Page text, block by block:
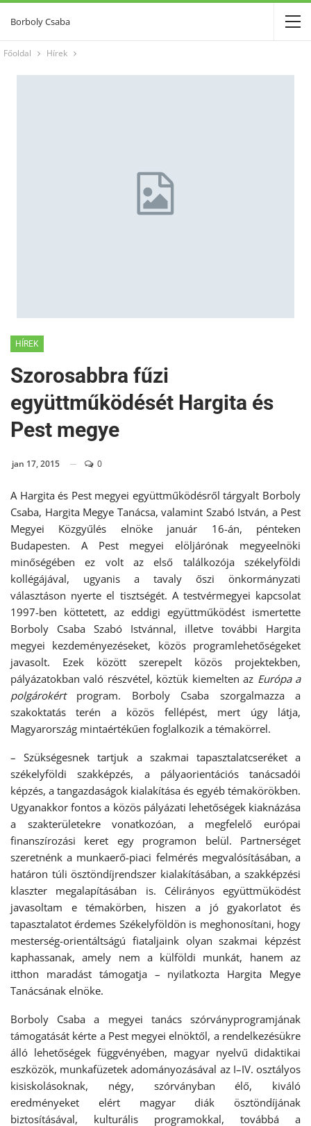
Borboly Csaba
Főoldal Hírek
HÍREK
Szorosabbra fűzi
együttműködését Hargita és
Pest megye
jan 17, 2015 0
A Hargita és Pest megyei együttműködésről tárgyalt Borboly
Csaba, Hargita Megye Tanácsa, valamint Szabó István, a Pest
Megyei Közgyűlés elnöke január 16-án, pénteken
Budapesten. A Pest megyei elöljárónak megyeelnöki
minőségében ez volt az első találkozója székelyföldi
kollégájával, ugyanis a tavaly őszi önkormányzati
választáson nyerte el tisztségét. A testvérmegyei kapcsolat
1997-ben köttetett, az eddigi együttműködést ismertette
Borboly Csaba Szabó Istvánnal, illetve további Hargita
megyei kezdeményezéseket, közös programlehetőségeket
javasolt. Ezek között szerepelt közös projektekben,
pályázatokban való részvétel, köztük kiemelten az Európa a
polgárokértprogram. Borboly Csaba szorgalmazza a
szakoktatás terén a közös fellépést, mert úgy látja,
Magyarország mintaértékűen foglalkozik a témakörrel.
– Szükségesnek tartjuk a szakmai tapasztalatcseréket a
székelyföldi szakképzés, a pályaorientációs tanácsadói
képzés, a tangazdaságok kialakítása és egyéb témakörökben.
Ugyanakkor fontos a közös pályázati lehetőségek kiaknázása
a szakterületekre vonatkozóan, a megfelelő európai
finanszírozási keret egy programon belül. Partnerséget
szeretnénk a munkaerő-piaci felmérés megvalósításában, a
határon túli ösztöndíjrendszer kialakításában, a szakképzési
klaszter megalapításában is. Célirányos együttmüködést
javasoltam e témakörben, hiszen a jó gyakorlatot és
tapasztalatot érdemes Székelyföldön is meghonosítani, hogy
mesterség-orientáltságú fiataljaink olyan szakmai képzést
kaphassanak, amely nem a külföldi munkát, hanem az
itthon maradást támogatja – nyilatkozta Hargita Megye
Tanácsának elnöke.
Borboly Csaba a megyei tanács szórványprogramjának
támogatását kérte a Pest megyei elnöktől, a rendelkezésükre
álló lehetőségek függvényében, magyar nyelvű didaktikai
eszközök, munkafüzetek adományozásával az I–IV. osztályos
kisiskolásoknak, négy, szórványban élő, kiváló
eredményeket elért magyar diák ösztöndíjának
biztosításával, kulturális programokkal, továbbá a